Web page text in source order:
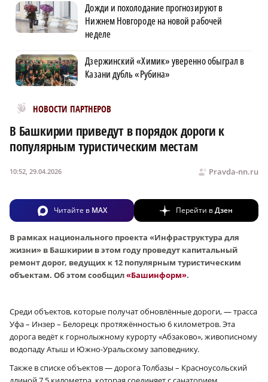
Дожди и похолодание прогнозируют в
Нижнем Новгороде на новой рабочей
неделе
Дзержинский «Химик» уверенно обыграл в
Казани дубль «Рубина»
НОВОСТИ ПАРТНЕРОВ
Новости МирТесен
В Башкирии приведут в порядок дороги к
популярным туристическим местам
Pravda-nn.ru
10:52, 29.04.2026
Читайте в MAX Перейти вДзен
В рамках национального проекта «Инфраструктура для
жизни» в Башкирии в этом году проведут капитальный
ремонт дорог, ведущих к 12 популярным туристическим
объектам. Об этом сообщил«Башинформ».
Среди объектов, которые получат обновлённые дороги, — трасса
Уфа – Инзер – Белорецк протяжённостью 6 километров. Эта
дорога ведёт к горнолыжному курорту «Абзаково», живописному
водопаду Атыш и Южно-Уральскому заповеднику.
Также в списке объектов — дорога Толбазы – Красноусольский